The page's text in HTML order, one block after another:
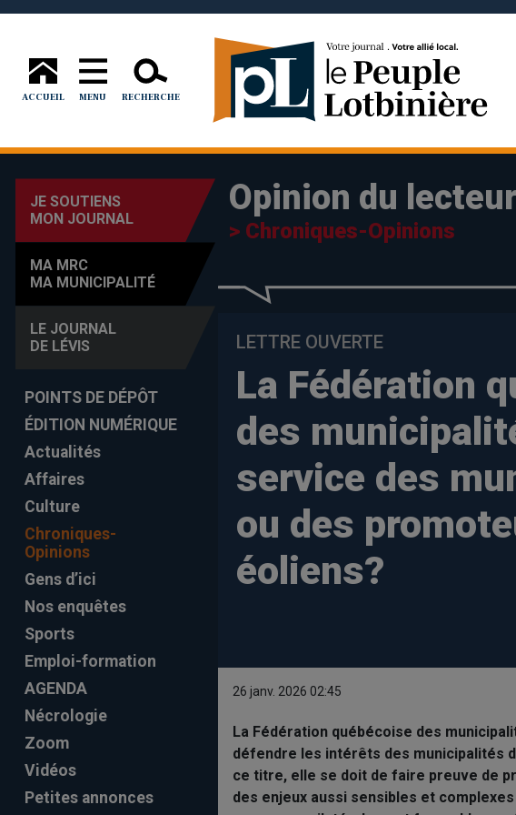
ACCUEIL MENU RECHERCHE
JE SOUTIENS
MON JOURNAL
MA MRC
MA MUNICIPALITÉ
LE JOURNAL
DE LÉVIS
POINTS DE DÉPÔT
ÉDITION NUMÉRIQUE
Actualités
Affaires
Culture
Chroniques-
Opinions
Gens d’ici
Nos enquêtes
Sports
Emploi-formation
AGENDA
Nécrologie
Zoom
Vidéos
Petites annonces
Opinion du lecteur
> Chroniques-Opinions
LETTRE OUVERTE
La Fédération
des
service des
ou des
éoliens?
26 janv. 2026 02:45
La Fédération québécoise des
défendre les intérêts des municipalités
ce titre, elle se doit de faire preuve de
des enjeux aussi sensibles et